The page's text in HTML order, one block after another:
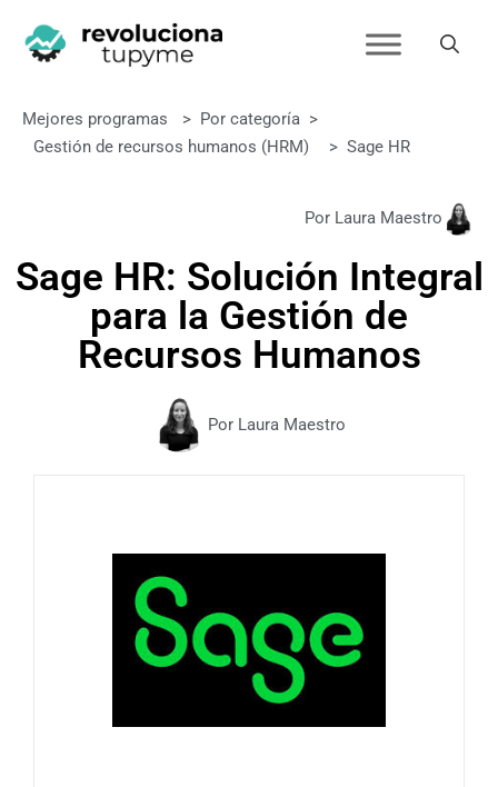
Mejores programas > Por categoría >
Gestión de recursos humanos (HRM)
> Sage HR
Por Laura Maestro
Sage HR: Solución Integral
para la Gestión de
Recursos Humanos
Por Laura Maestro